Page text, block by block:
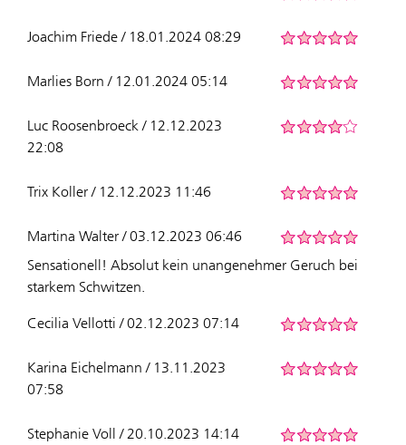
Joachim Friede / 18.01.2024 08:29
Marlies Born / 12.01.2024 05:14
Luc Roosenbroeck / 12.12.2023
22:08
Trix Koller / 12.12.2023 11:46
Martina Walter / 03.12.2023 06:46
Sensationell! Absolut kein unangenehmer Geruch bei
starkem Schwitzen.
Cecilia Vellotti / 02.12.2023 07:14
Karina Eichelmann / 13.11.2023
07:58
Stephanie Voll / 20.10.2023 14:14